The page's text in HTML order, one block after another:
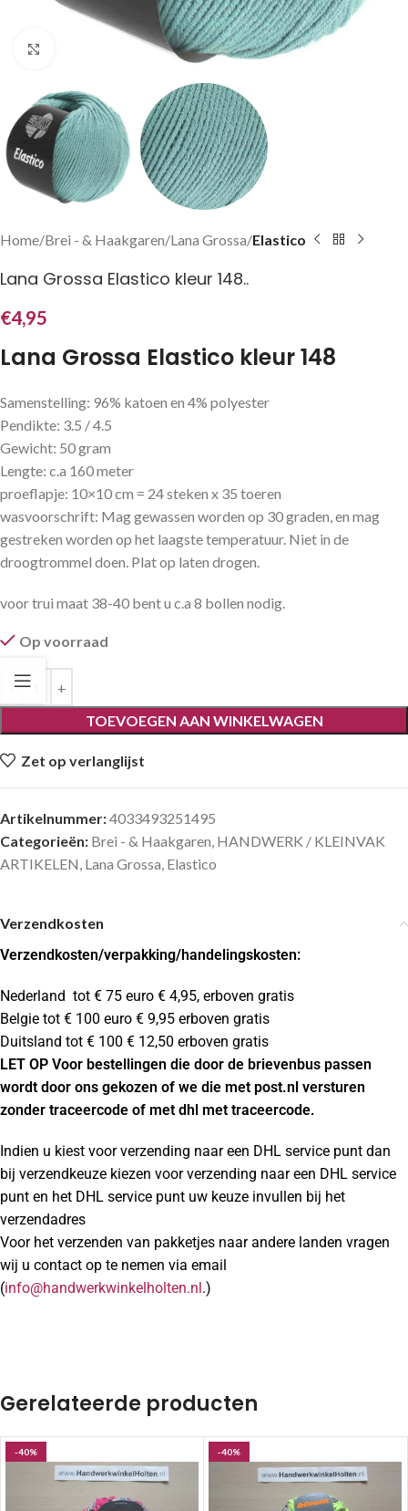
Klik om te vergroten
Home Brei - & Haakgaren Lana Grossa Elastico
Lana Grossa Elastico kleur 148..
€4,95
Lana Grossa Elastico kleur 148
Samenstelling: 96% katoen en 4% polyester
Pendikte: 3.5 / 4.5
Gewicht: 50 gram
Lengte: c.a 160 meter
proeflapje: 10×10 cm = 24 steken x 35 toeren
wasvoorschrift: Mag gewassen worden op 30 graden, en mag
gestreken worden op het laagste temperatuur. Niet in de
droogtrommel doen. Plat op laten drogen.
voor trui maat 38-40 bent u c.a 8 bollen nodig.
Op voorraad
TOEVOEGEN AAN WINKELWAGEN
Zet op verlanglijst
Artikelnummer:4033493251495
Categorieën: Brei - & Haakgaren, HANDWERK / KLEINVAK
ARTIKELEN, Lana Grossa, Elastico
Verzendkosten
Verzendkosten/verpakking/handelingskosten:
Nederland tot € 75 euro € 4,95, erboven gratis
Belgie tot € 100 euro € 9,95 erboven gratis
Duitsland tot € 100 € 12,50 erboven gratis
LET OP Voor bestellingen die door de brievenbus passen
wordt door ons gekozen of we die met post.nl versturen
zonder traceercode of met dhl met traceercode.
Indien u kiest voor verzending naar een DHL service punt dan
bij verzendkeuze kiezen voor verzending naar een DHL service
punt en het DHL service punt uw keuze invullen bij het
verzendadres
Voor het verzenden van pakketjes naar andere landen vragen
wij u contact op te nemen via email
(info@handwerkwinkelholten.nl .)
Gerelateerde producten
-40% -40%